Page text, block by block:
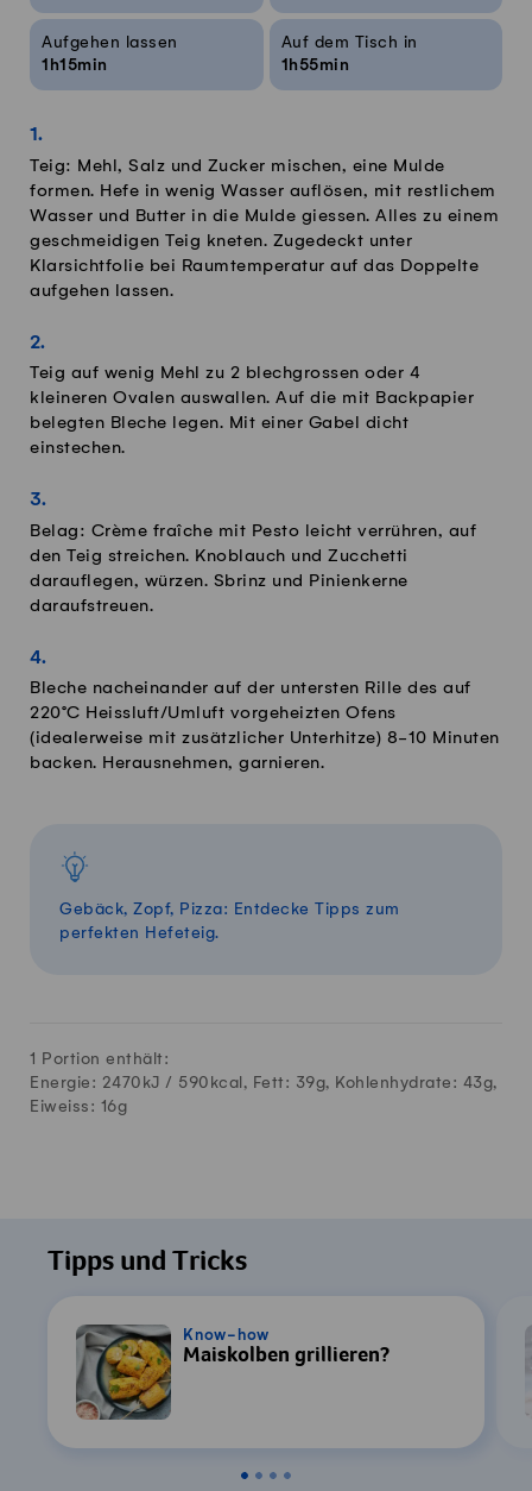
Aufgehen lassen
1h15min
Auf dem Tisch in
1h55min
Teig: Mehl, Salz und Zucker mischen, eine Mulde
formen. Hefe in wenig Wasser auflösen, mit restlichem
Wasser und Butter in die Mulde giessen. Alles zu einem
geschmeidigen Teig kneten. Zugedeckt unter
Klarsichtfolie bei Raumtemperatur auf das Doppelte
aufgehen lassen.
Teig auf wenig Mehl zu 2 blechgrossen oder 4
kleineren Ovalen auswallen. Auf die mit Backpapier
belegten Bleche legen. Mit einer Gabel dicht
einstechen.
Belag: Crème fraîche mit Pesto leicht verrühren, auf
den Teig streichen. Knoblauch und Zucchetti
darauflegen, würzen. Sbrinz und Pinienkerne
daraufstreuen.
Bleche nacheinander auf der untersten Rille des auf
220°C Heissluft/Umluft vorgeheizten Ofens
(idealerweise mit zusätzlicher Unterhitze) 8-10 Minuten
backen. Herausnehmen, garnieren.
Gebäck, Zopf, Pizza: Entdecke Tipps zum
perfekten Hefeteig.
1 Portion enthält:
Energie: 2470kJ / 590 kcal, Fett: 39g, Kohlenhydrate: 43g,
Eiweiss: 16g
Tipps und Tricks
Know-how
Maiskolben grillieren?